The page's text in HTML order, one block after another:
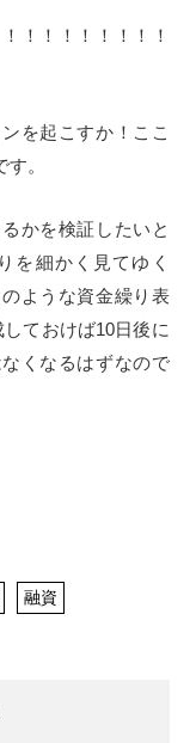
！！！！！！！！
を起こすか！ここ
。
かを検証したいと
を細かく見てゆく
ような資金繰り表
ておけば10日後に
くなるはずなので
融資